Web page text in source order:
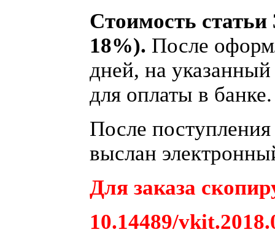
Стоимость
18%). После
дней, на
для оплаты в банке.
После поступления
выслан
Для заказа
10.14489/